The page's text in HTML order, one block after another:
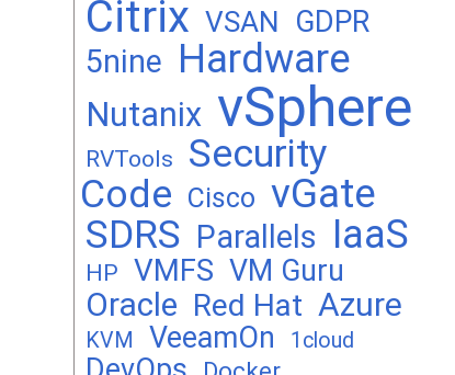
Citrix VSAN GDPR
5nine Hardware
Nutanix vSphere
RVTools
Security
Code Cisco vGate
SDRS Parallels IaaS
HP VMFS VM Guru
Oracle Red Hat Azure
KVM VeeamOn 1cloud